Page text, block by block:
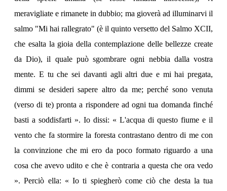
meravigliate e rimanete in dubbio; ma gioverà ad illuminarvi il
salmo "Mi hai rallegrato" (è il quinto versetto del Salmo XCII,
che esalta la gioia della contemplazione delle bellezze create
da Dio), il quale può sgombrare ogni nebbia dalla vostra
mente. E tu che sei davanti agli altri due e mi hai pregata,
dimmi se desideri sapere altro da me; perché sono venuta
(verso di te) pronta a rispondere ad ogni tua domanda finché
basti a soddisfarti ». Io dissi: « L'acqua di questo fiume e il
vento che fa stormire la foresta contrastano dentro di me con
la convinzione che mi ero da poco formato riguardo a una
cosa che avevo udito e che è contraria a questa che ora vedo
». Perciò ella: « Io ti spiegherò come ciò che desta la tua